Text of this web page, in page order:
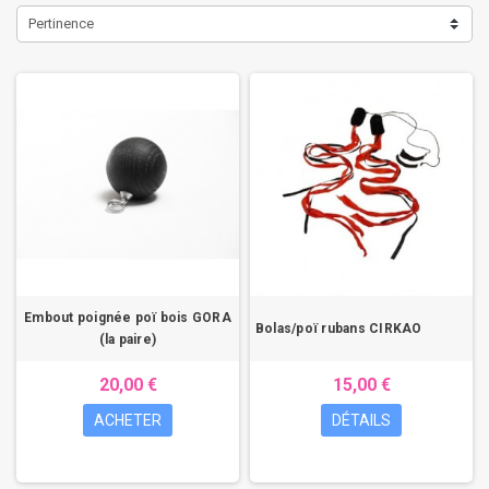
Pertinence
Embout poignée poï bois GORA
(la paire)
20,00 €
ACHETER
Bolas/poï rubans CIRKAO
15,00 €
DÉTAILS